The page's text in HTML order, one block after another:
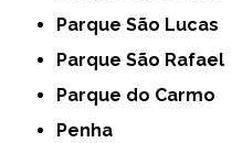
Parque São Lucas
Parque São Rafael
Parque do Carmo
Penha